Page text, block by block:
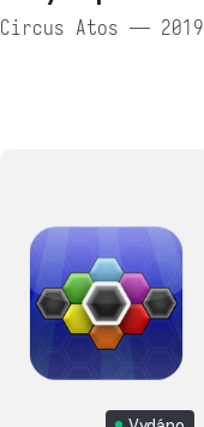
Circus Atos — 2019